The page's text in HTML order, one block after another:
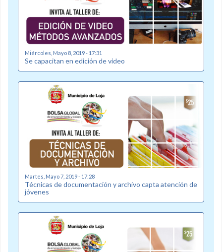
Miércoles, Mayo 8, 2019 - 17:31
Se capacitan en edición de video
Martes, Mayo 7, 2019 - 17:28
Técnicas de documentación y archivo capta atención de
jóvenes